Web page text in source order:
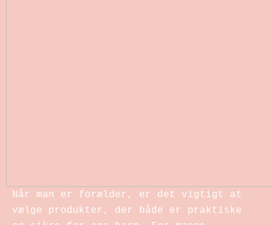
Når man er forælder, er det vigtigt at
vælge produkter, der både er praktiske